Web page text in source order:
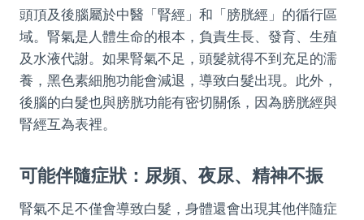
頭頂及後腦屬於中醫「腎經」和「膀胱經」的循行區
域。腎氣是人體生命的根本，負責生長、發育、生殖
及水液代謝。如果腎氣不足，頭髮就得不到充足的濡
養，黑色素細胞功能會減退，導致白髮出現。此外，
後腦的白髮也與膀胱功能有密切關係，因為膀胱經與
腎經互為表裡。
可能伴隨症狀：尿頻、夜尿、精神不振
腎氣不足不僅會導致白髮，身體還會出現其他伴隨症